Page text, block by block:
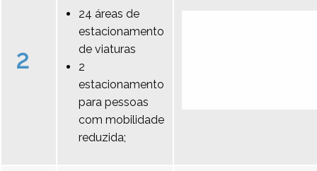
2
24 áreas de
estacionamento
de viaturas
2
estacionamento
para pessoas
com mobilidade
reduzida;